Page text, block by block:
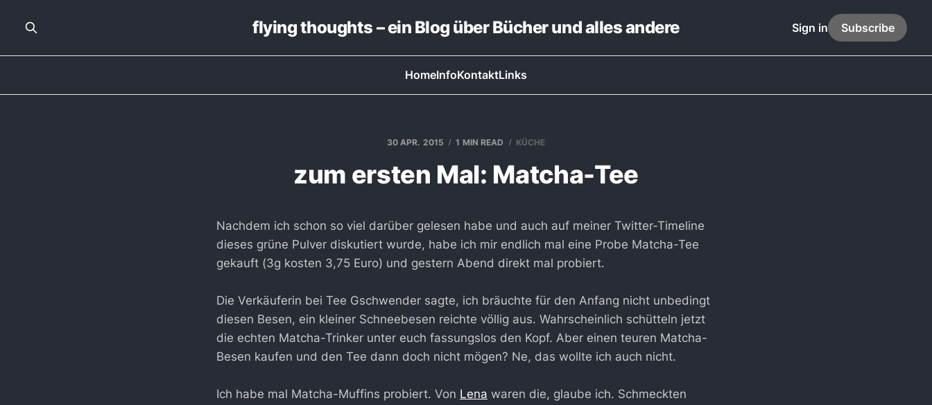
flying thoughts – ein Blog über Bücher und alles andere
HomeInfoKontaktLinks
Sign in Subscribe
30 APR. 2015 1 MIN READ KÜCHE
zum ersten Mal: Matcha-Tee
Nachdem ich schon so viel darüber gelesen habe und auch auf meiner Twitter-Timeline
dieses grüne Pulver diskutiert wurde, habe ich mir endlich mal eine Probe Matcha-Tee
gekauft (3g kosten 3,75 Euro) und gestern Abend direkt mal probiert.
Die Verkäuferin bei Tee Gschwender sagte, ich bräuchte für den Anfang nicht unbedingt
diesen Besen, ein kleiner Schneebesen reichte völlig aus. Wahrscheinlich schütteln jetzt
die echten Matcha-Trinker unter euch fassungslos den Kopf. Aber einen teuren Matcha-
Besen kaufen und den Tee dann doch nicht mögen? Ne, das wollte ich auch nicht.
Ich habe mal Matcha-Muffins probiert. Von Lena waren die, glaube ich. Schmeckten